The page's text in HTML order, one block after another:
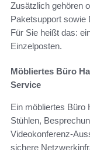
Zusätzlich gehören
Paketsupport sowie
Für Sie heißt das:
Einzelposten.
Möbliertes Büro
Service
Ein möbliertes Büro
Stühlen,
Videokonferenz-
sichere